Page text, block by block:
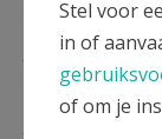
27/09
25/10
Stel voor
in of
of om je